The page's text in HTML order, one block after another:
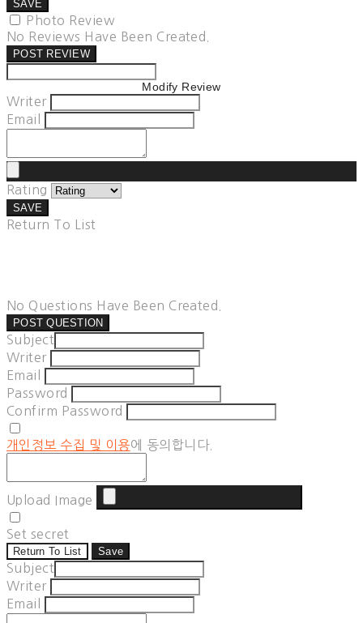
SAVE
Photo Review
No Reviews Have Been Created.
POST REVIEW
Modify Review
Writer
Email
Rating
SAVE
Return To List
No Questions Have Been Created.
POST QUESTION
Subject
Writer
Email
Password
Confirm Password
개인정보 수집 및 이용에 동의합니다.
Upload Image
Set secret
Return To List Save
Subject
Writer
Email